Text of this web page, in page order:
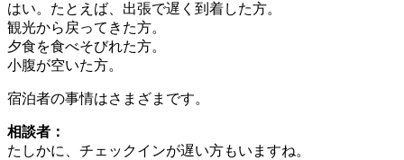
はい。たとえば、出張で遅く到着した方。
観光から戻ってきた方。
夕食を食べそびれた方。
小腹が空いた方。
宿泊者の事情はさまざまです。
相談者：
たしかに、チェックインが遅い方もいますね。